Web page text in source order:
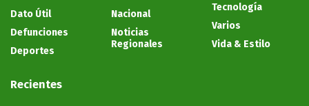
Dato Útil
Defunciones
Deportes
Nacional
Noticias
Regionales
Tecnología
Varios
Vida & Estilo
Recientes